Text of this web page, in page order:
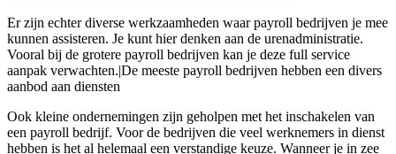
Er zijn echter diverse werkzaamheden waar payroll bedrijven je mee
kunnen assisteren. Je kunt hier denken aan de urenadministratie.
Vooral bij de grotere payroll bedrijven kan je deze full service
aanpak verwachten.|De meeste payroll bedrijven hebben een divers
aanbod aan diensten
Ook kleine ondernemingen zijn geholpen met het inschakelen van
een payroll bedrijf. Voor de bedrijven die veel werknemers in dienst
hebben is het al helemaal een verstandige keuze. Wanneer je in zee